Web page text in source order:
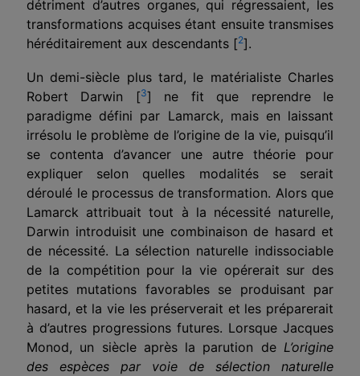
détriment d’autres organes, qui régressaient, les
trans­formations acquises étant ensuite transmises
héréditairement aux descendants [2].
Un demi-siècle plus tard, le matérialiste Charles
Robert Darwin [3] ne fit que reprendre le
paradigme défini par Lamarck, mais en laissant
irrésolu le problème de l’origine de la vie, puisqu’il
se contenta d’avancer une autre théorie pour
expliquer selon quelles modalités se serait
déroulé le proces­sus de transformation. Alors que
Lamarck attribuait tout à la nécessité naturelle,
Darwin introduisit une combinaison de hasard et
de nécessité. La sélection naturelle indissociable
de la compétition pour la vie opérerait sur des
petites mutations favorables se produisant par
hasard, et la vie les préserverait et les préparerait
à d’autres progressions futures. Lorsque Jacques
Monod, un siècle après la parution de L’origine
des espèces par voie de sélection naturelle